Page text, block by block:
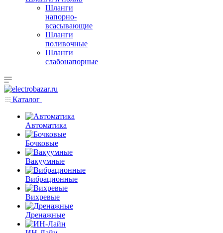
Шланги
напорно-
всасывающие
Шланги
поливочные
Шланги
слабонапорные
Каталог
Автоматика
Бочковые
Вакуумные
Вибрационные
Вихревые
Дренажные